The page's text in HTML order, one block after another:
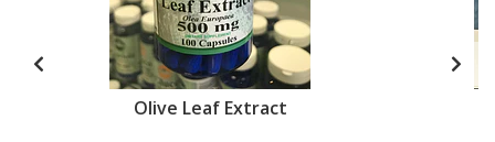
Olive Leaf Extract